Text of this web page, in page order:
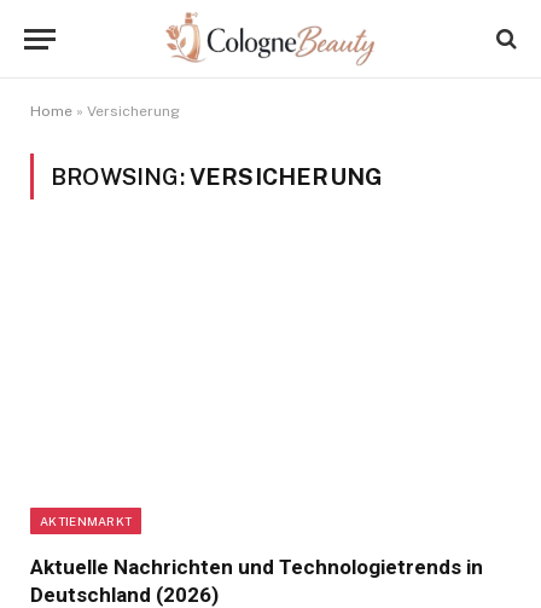
Home » Versicherung
BROWSING:VERSICHERUNG
AKTIENMARKT
Aktuelle Nachrichten und Technologietrends in
Deutschland (2026)